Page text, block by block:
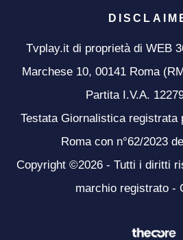
Tvplay.it di proprietà di WEB
Marchese 10, 00141 Roma
Partita I.V.A.
Testata Giornalistica registrata
Roma con n°62/2023
Copyright ©2026 - Tutti i diritti
marchio registrato -